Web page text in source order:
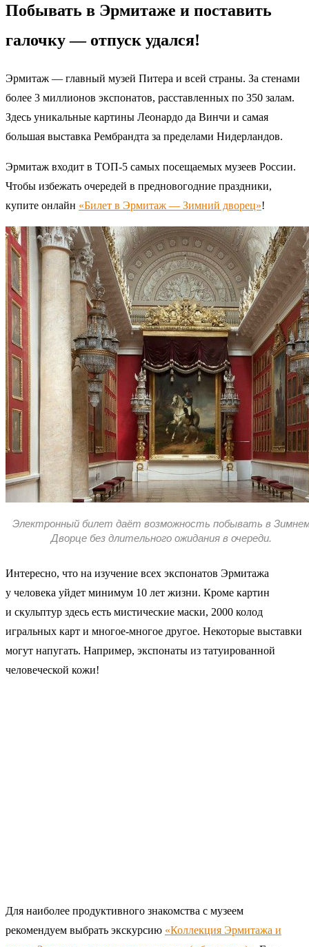
Побывать в Эрмитаже и поставить
галочку — отпуск удался!
Эрмитаж — главный музей Питера и всей страны. За стенами
более 3 миллионов экспонатов, расставленных по 350 залам.
Здесь уникальные картины Леонардо да Винчи и самая
большая выставка Рембрандта за пределами Нидерландов.
Эрмитаж входит в ТОП-5 самых посещаемых музеев России.
Чтобы избежать очередей в предновогодние праздники,
купите онлайн «Билет в Эрмитаж — Зимний дворец»!
Электронный билет даёт возможность побывать в
Дворце без длительного ожидания в очереди.
Интересно, что на изучение всех экспонатов Эрмитажа
у человека уйдет минимум 10 лет жизни. Кроме картин
и скульптур здесь есть мистические маски, 2000 колод
игральных карт и многое-многое другое. Некоторые выставки
могут напугать. Например, экспонаты из татуированной
человеческой кожи!
Для наиболее продуктивного знакомства с музеем
рекомендуем выбрать экскурсию «Коллекция Эрмитажа и